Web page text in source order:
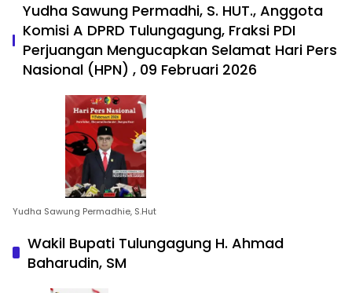
Yudha Sawung Permadhi, S. HUT., Anggota
Komisi A DPRD Tulungagung, Fraksi PDI
Perjuangan Mengucapkan Selamat Hari Pers
Nasional (HPN) , 09 Februari 2026
Yudha Sawung Permadhie, S.Hut
Wakil Bupati Tulungagung H. Ahmad
Baharudin, SM